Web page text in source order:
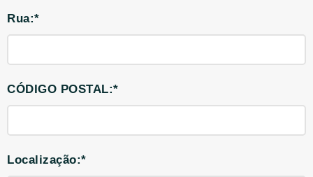
Rua:*
CÓDIGO POSTAL:*
Localização:*